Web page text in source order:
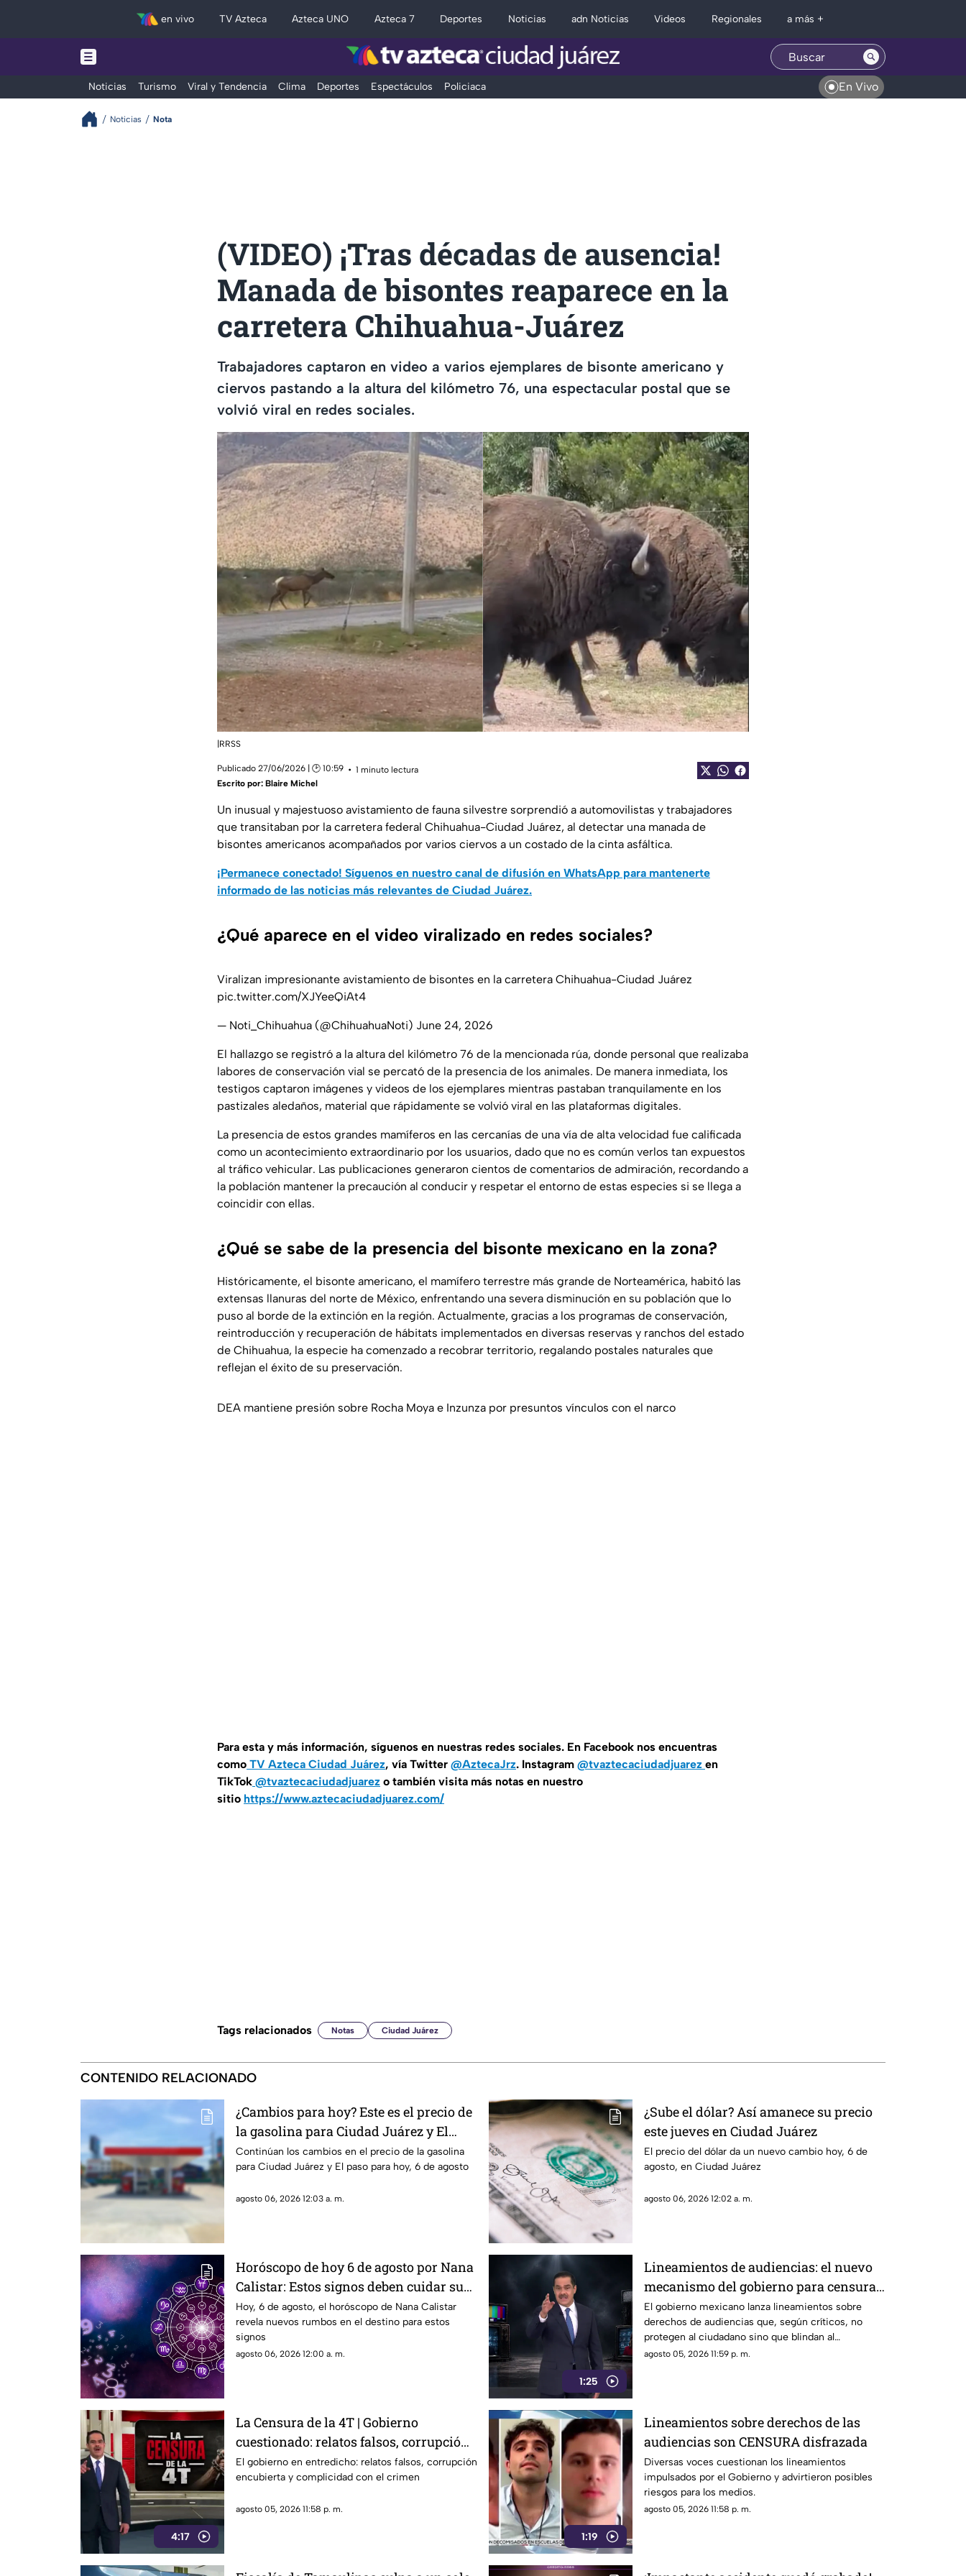
en vivo TV Azteca Azteca UNO Azteca 7 Deportes Noticias adn Noticias Videos Regionales a más +
Noticias Turismo Viral y Tendencia Clima Deportes Espectáculos Policiaca En Vivo
Noticias Nota
(VIDEO) ¡Tras décadas de ausencia!
Manada de bisontes reaparece en la
carretera Chihuahua-Juárez
Trabajadores captaron en video a varios ejemplares de bisonte americano y
ciervos pastando a la altura del kilómetro 76, una espectacular postal que se
volvió viral en redes sociales.
|RRSS
Publicado 27/06/2026 | 🕑 10:59
1 minuto lectura
Escrito por: Blaire Michel
Un inusual y majestuoso avistamiento de fauna silvestre sorprendió a automovilistas y trabajadores
que transitaban por la carretera federal Chihuahua-Ciudad Juárez, al detectar una manada de
bisontes americanos acompañados por varios ciervos a un costado de la cinta asfáltica.
¡Permanece conectado! Síguenos en nuestro canal de difusión en WhatsApp para mantenerte
informado de las noticias más relevantes de Ciudad Juárez.
¿Qué aparece en el video viralizado en redes sociales?
Viralizan impresionante avistamiento de bisontes en la carretera Chihuahua-Ciudad Juárez
pic.twitter.com/XJYeeQiAt4
— Noti_Chihuahua (@ChihuahuaNoti) June 24, 2026
El hallazgo se registró a la altura del kilómetro 76 de la mencionada rúa, donde personal que realizaba
labores de conservación vial se percató de la presencia de los animales. De manera inmediata, los
testigos captaron imágenes y videos de los ejemplares mientras pastaban tranquilamente en los
pastizales aledaños, material que rápidamente se volvió viral en las plataformas digitales.
La presencia de estos grandes mamíferos en las cercanías de una vía de alta velocidad fue calificada
como un acontecimiento extraordinario por los usuarios, dado que no es común verlos tan expuestos
al tráfico vehicular. Las publicaciones generaron cientos de comentarios de admiración, recordando a
la población mantener la precaución al conducir y respetar el entorno de estas especies si se llega a
coincidir con ellas.
¿Qué se sabe de la presencia del bisonte mexicano en la zona?
Históricamente, el bisonte americano, el mamífero terrestre más grande de Norteamérica, habitó las
extensas llanuras del norte de México, enfrentando una severa disminución en su población que lo
puso al borde de la extinción en la región. Actualmente, gracias a los programas de conservación,
reintroducción y recuperación de hábitats implementados en diversas reservas y ranchos del estado
de Chihuahua, la especie ha comenzado a recobrar territorio, regalando postales naturales que
reflejan el éxito de su preservación.
DEA mantiene presión sobre Rocha Moya e Inzunza por presuntos vínculos con el narco
Para esta y más información, síguenos en nuestras redes sociales. En Facebook nos encuentras
como TV Azteca Ciudad Juárez, vía Twitter @AztecaJrz. Instagram @tvaztecaciudadjuarez en
TikTok @tvaztecaciudadjuarez o también visita más notas en nuestro
sitio https://www.aztecaciudadjuarez.com/
Tags relacionados Notas Ciudad Juárez
CONTENIDO RELACIONADO
¿Cambios para hoy? Este es el precio de
la gasolina para Ciudad Juárez y El
Paso
Continúan los cambios en el precio de la gasolina
para Ciudad Juárez y El paso para hoy, 6 de agosto
agosto 06, 2026 12:03 a. m.
¿Sube el dólar? Así amanece su precio
este jueves en Ciudad Juárez
El precio del dólar da un nuevo cambio hoy, 6 de
agosto, en Ciudad Juárez
agosto 06, 2026 12:02 a. m.
Horóscopo de hoy 6 de agosto por Nana
Calistar: Estos signos deben cuidar su
SALUD
Hoy, 6 de agosto, el horóscopo de Nana Calistar
revela nuevos rumbos en el destino para estos
signos
agosto 06, 2026 12:00 a. m.
1:25
Lineamientos de audiencias: el nuevo
mecanismo del gobierno para censurar
medios y blindar la corrupción en
México
El gobierno mexicano lanza lineamientos sobre
derechos de audiencias que, según críticos, no
protegen al ciudadano sino que blindan al
morenismo y censuran denuncias de corrupción,
agosto 05, 2026 11:59 p. m.
4:17
La Censura de la 4T | Gobierno
cuestionado: relatos falsos, corrupción
encubierta y complicidad
El gobierno en entredicho: relatos falsos, corrupción
encubierta y complicidad con el crimen
agosto 05, 2026 11:58 p. m.
1:19
Lineamientos sobre derechos de las
audiencias son CENSURA disfrazada
Diversas voces cuestionan los lineamientos
impulsados por el Gobierno y advirtieron posibles
riesgos para los medios.
agosto 05, 2026 11:58 p. m.